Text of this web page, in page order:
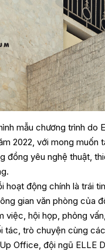
mẫu chương trình do
2022, với mong muốn
đồng yêu nghệ thuật,
hoạt động chính là trái
gian văn phòng của
việc, hội họp, phỏng
tác, trò chuyện cùng
Office, đội ngũ ELLE